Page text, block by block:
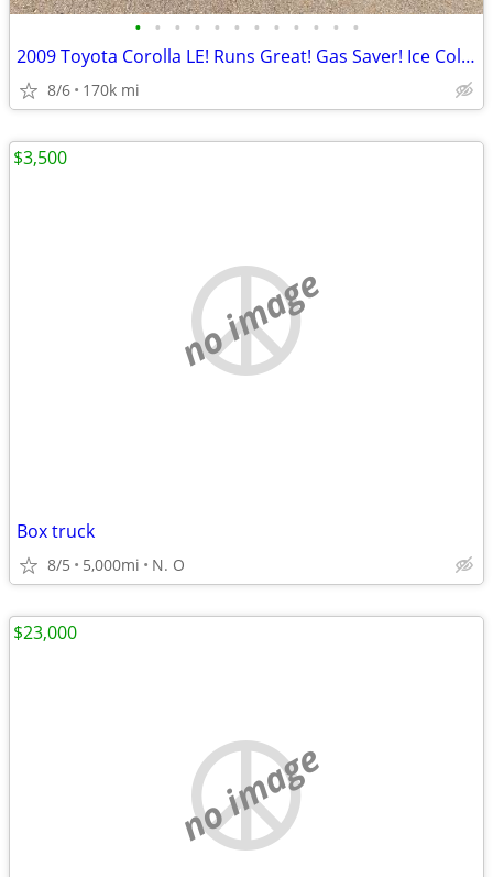
• • • • • • • • • • • •
2009 Toyota Corolla LE! Runs Great! Gas Saver! Ice Cold AC! Reliable!
8/6 170k mi
no image
Box truck
8/5 5,000mi N. O
$3,500
no image
$23,000